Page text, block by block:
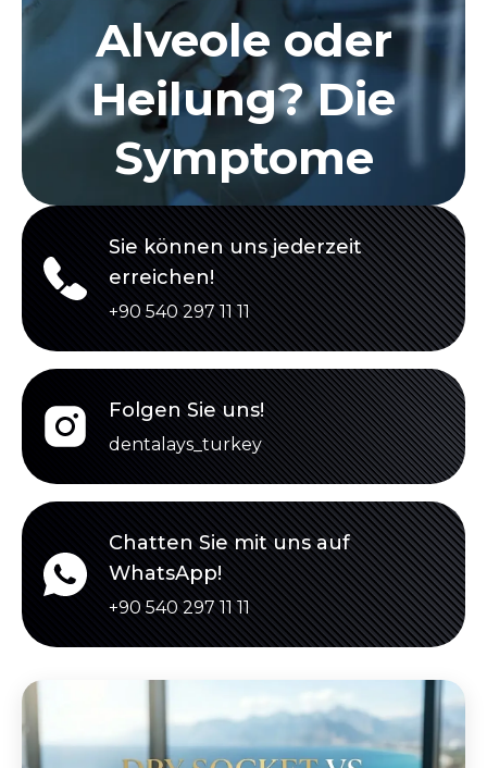
Alveole oder
Heilung? Die
Symptome
Sie können uns jederzeit
erreichen!
+90 540 297 11 11
Folgen Sie uns!
dentalays_turkey
Chatten Sie mit uns auf
WhatsApp!
+90 540 297 11 11